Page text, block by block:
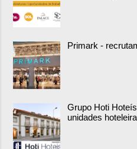
Primark -
Grupo Hoti
unidades